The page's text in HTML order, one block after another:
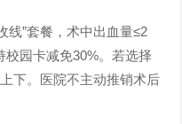
线”套餐，术中出血量≤2
园卡减免30%。若选择
下。医院不主动推销术后